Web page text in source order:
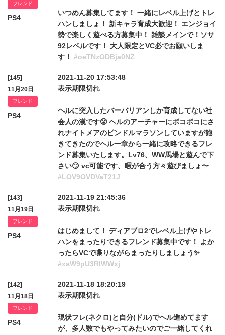
フレンド
PS4
いつめん募集してます！ 一緒にレベル上げとトレ
ハンしましょ！ 新キャラ育成大歓迎！ エンジョイ
勢で楽しく遊べる方募集中！ 雑談メインで！ソサ
92レベルです！ 大人限定とVC必でお願いしま
す！ #oeTNzODBja0NZ
[145]
11月20日
フレンド
PS4
2021-11-20 17:53:48
表示期限切れ
ヘルに突入したバーバリアンしか育成してない社
会人の漢です😤 ヘルのアーチャーにボコボコにさ
れナイトメアのピンドルマラソンしていますが飽
きてきたのでヘル一章から一緒に攻略できるフレ
ンド募集いたします。Lv76、WW馬場と遊んで下
さい😏 vc可能です、暇が合う方々遊びましょ〜
#LOV9OVDVaT21J
[143]
11月19日
フレンド
PS4
2021-11-19 21:45:36
表示期限切れ
はじめまして！ ディアブロ2でレベル上げやトレ
ハンをまったりできるフレンド募集中です！ よか
ったらVCで喋りながらまったりしましょう✨
#xaW9pU3RlWWxj
[142]
11月18日
フレンド
PS4
2021-11-18 18:20:19
表示期限切れ
現状フレ(ネクロ)と自分(ドル)でヘル進めてます
が、多人数でもやってみたいのでご一緒してくれ